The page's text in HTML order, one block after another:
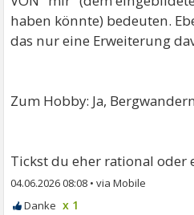
haben könnte) bedeuten.
das nur eine Erweiterung
Zum Hobby: Ja,
Tickst du eher rational oder
04.06.2026 08:08 •
x 1